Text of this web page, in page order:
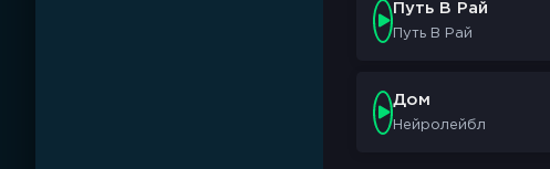
Путь В Рай
Путь В Рай
Дом
Нейролейбл